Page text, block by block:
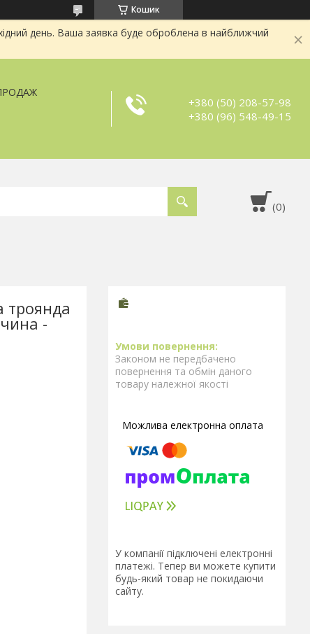
Кошик
день. Ваша заявка буде оброблена в найближчий
+380 (50) 208-57-98
+380 (96) 548-49-15
-
Законом не передбачено
повернення та обмін даного
товару належної якості
У компанії підключені електронні
платежі. Тепер ви можете купити
будь-який товар не покидаючи
сайту.